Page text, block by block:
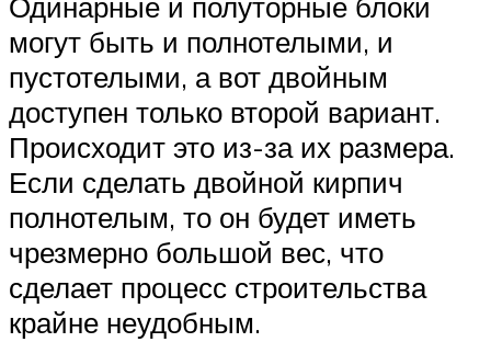
могут быть и полнотелыми, и
пустотелыми, а вот двойным
доступен только второй вариант.
Происходит это из-за их размера.
Если сделать двойной кирпич
полнотелым, то он будет иметь
чрезмерно большой вес, что
сделает процесс строительства
крайне неудобным.